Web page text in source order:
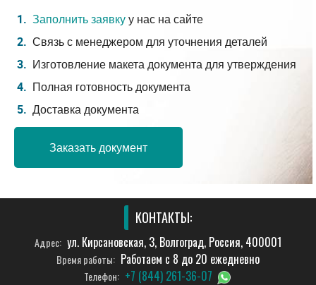
Заполнить заявкуу нас на сайте
Связь с менеджером для уточнения деталей
Изготовление макета документа для утверждения
Полная готовность документа
Доставка документа
Заказать документ
КОНТАКТЫ:
Адрес: ул. Кирсановская, 3, Волгоград, Россия, 400001
Время работы: Работаем с 8 до 20 ежедневно
Телефон: +7 (844) 261-36-07